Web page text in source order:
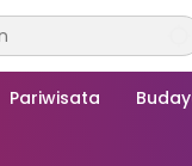
Pariwisata